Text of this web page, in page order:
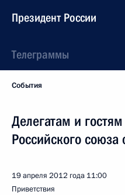
Президент России
Телеграммы
События
Делегатам и
Российского союза
19 апреля 2012 года 11:00
Приветствия